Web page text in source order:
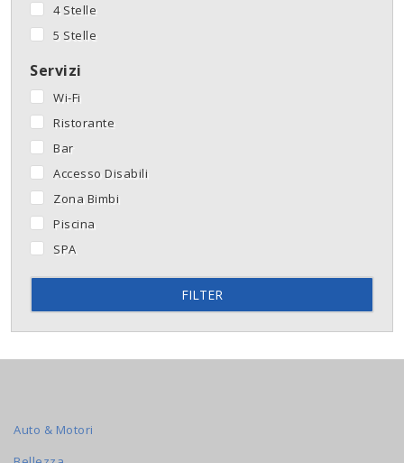
4 Stelle
5 Stelle
Servizi
Wi-Fi
Ristorante
Bar
Accesso Disabili
Zona Bimbi
Piscina
SPA
FILTER
Auto & Motori